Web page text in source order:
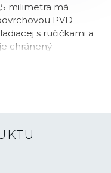
milimetra má
PVD
s ručičkami a
chránený